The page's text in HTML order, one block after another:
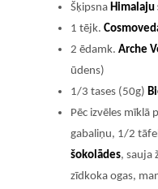
Šķipsna Himalaju
1 tējk.
2 ēdamk. Arche
ūdens)
1/3 tases (50g)
Pēc izvēles mīklā
gabaliņu, 1/2
šokolādes, sauja
zīdkoka ogas,